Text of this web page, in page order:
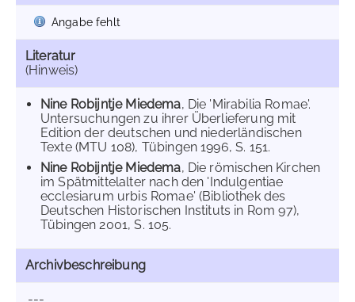
Angabe fehlt
Literatur
(Hinweis)
Nine Robijntje Miedema, Die 'Mirabilia Romae'.
Untersuchungen zu ihrer Überlieferung mit
Edition der deutschen und niederländischen
Texte (MTU 108), Tübingen 1996, S. 151.
Nine Robijntje Miedema, Die römischen Kirchen
im Spätmittelalter nach den 'Indulgentiae
ecclesiarum urbis Romae' (Bibliothek des
Deutschen Historischen Instituts in Rom 97),
Tübingen 2001, S. 105.
Archivbeschreibung